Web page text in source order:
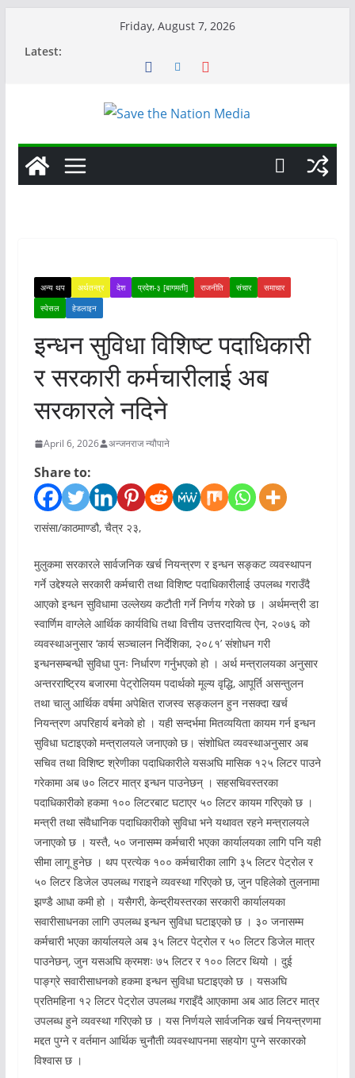
Friday, August 7, 2026
Latest:
अन्य थप अर्थतन्त्र देश प्रदेश-३ [बागमती] राजनीति संचार
समाचार
स्पेसल
हेडलाइन
इन्धन सुविधा विशिष्ट पदाधिकारी
र सरकारी कर्मचारीलाई अब
सरकारले नदिने
April 6, 2026 अन्जनराज न्यौपाने
Share to:
रासंसा/काठमाण्डौ, चैत्र २३,
मुलुकमा सरकारले सार्वजनिक खर्च नियन्त्रण र इन्धन सङ्कट व्यवस्थापन
गर्ने उद्देश्यले सरकारी कर्मचारी तथा विशिष्ट पदाधिकारीलाई उपलब्ध गराउँदै
आएको इन्धन सुविधामा उल्लेख्य कटौती गर्ने निर्णय गरेको छ । अर्थमन्त्री डा
स्वार्णिम वाग्लेले आर्थिक कार्यविधि तथा वित्तीय उत्तरदायित्व ऐन, २०७६ को
व्यवस्थाअनुसार ‘कार्य सञ्चालन निर्देशिका, २०८१’ संशोधन गरी
इन्धनसम्बन्धी सुविधा पुनः निर्धारण गर्नुभएको हो । अर्थ मन्त्रालयका अनुसार
अन्तरराष्ट्रिय बजारमा पेट्रोलियम पदार्थको मूल्य वृद्धि, आपूर्ति असन्तुलन
तथा चालु आर्थिक वर्षमा अपेक्षित राजस्व सङ्कलन हुन नसक्दा खर्च
नियन्त्रण अपरिहार्य बनेको हो । यही सन्दर्भमा मितव्ययिता कायम गर्न इन्धन
सुविधा घटाइएको मन्त्रालयले जनाएको छ। संशोधित व्यवस्थाअनुसार अब
सचिव तथा विशिष्ट श्रेणीका पदाधिकारीले यसअघि मासिक १२५ लिटर पाउने
गरेकामा अब ७० लिटर मात्र इन्धन पाउनेछन् । सहसचिवस्तरका
पदाधिकारीको हकमा १०० लिटरबाट घटाएर ५० लिटर कायम गरिएको छ ।
मन्त्री तथा संवैधानिक पदाधिकारीको सुविधा भने यथावत रहने मन्त्रालयले
जनाएको छ । यस्तै, ५० जनासम्म कर्मचारी भएका कार्यालयका लागि पनि यही
सीमा लागू हुनेछ । थप प्रत्येक १०० कर्मचारीका लागि ३५ लिटर पेट्रोल र
५० लिटर डिजेल उपलब्ध गराइने व्यवस्था गरिएको छ, जुन पहिलेको तुलनामा
झण्डै आधा कमी हो । यसैगरी, केन्द्रीयस्तरका सरकारी कार्यालयका
सवारीसाधनका लागि उपलब्ध इन्धन सुविधा घटाइएको छ । ३० जनासम्म
कर्मचारी भएका कार्यालयले अब ३५ लिटर पेट्रोल र ५० लिटर डिजेल मात्र
पाउनेछन्, जुन यसअघि क्रमशः ७५ लिटर र १०० लिटर थियो । दुई
पाङ्ग्रे सवारीसाधनको हकमा इन्धन सुविधा घटाइएको छ । यसअघि
प्रतिमहिना १२ लिटर पेट्रोल उपलब्ध गराइँदै आएकामा अब आठ लिटर मात्र
उपलब्ध हुने व्यवस्था गरिएको छ । यस निर्णयले सार्वजनिक खर्च नियन्त्रणमा
मद्दत पुग्ने र वर्तमान आर्थिक चुनौती व्यवस्थापनमा सहयोग पुग्ने सरकारको
विश्वास छ ।